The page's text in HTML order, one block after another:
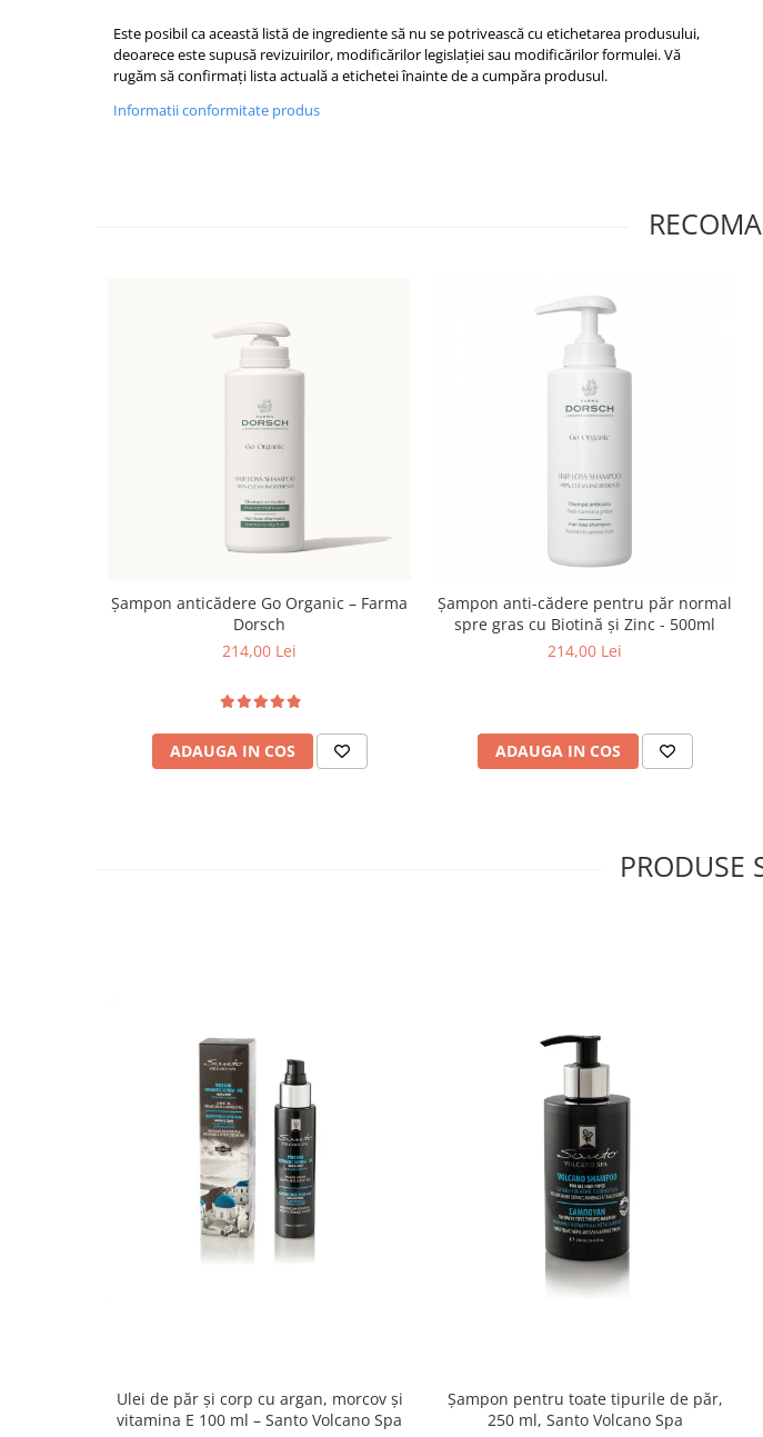
Este posibil ca această listă de ingrediente să nu se potrivească cu etichetarea produsului,
deoarece este supusă revizuirilor, modificărilor legislației sau modificărilor formulei. Vă
rugăm să confirmați lista actuală a etichetei înainte de a cumpăra produsul.
Informatii conformitate produs
Șampon anticădere Go Organic – Farma
Dorsch
214,00 Lei
ADAUGA IN COS
Șampon anti-cădere pentru păr normal
spre gras cu Biotină și Zinc - 500ml
214,00 Lei
ADAUGA IN COS
PRODUSE
Ulei de păr și corp cu argan, morcov și
vitamina E 100 ml – Santo Volcano Spa
Șampon pentru toate tipurile de păr,
250 ml, Santo Volcano Spa